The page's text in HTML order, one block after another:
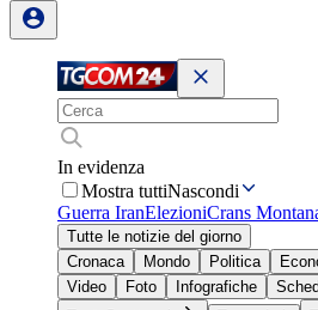
In evidenza
Mostra tuttiNascondi
Guerra IranElezioniCrans
Tutte le notizie del giorno
Cronaca
Mondo Politica
Video
Foto Infografiche